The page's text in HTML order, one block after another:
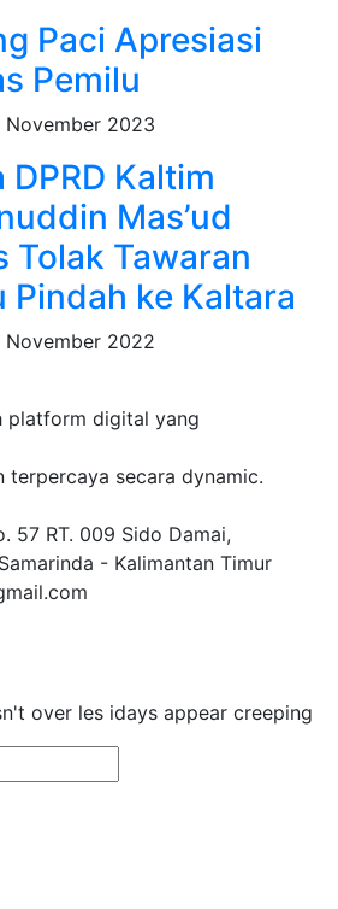
Paci Apresiasi
Pemilu
November 2023
DPRD Kaltim
Mas’ud
Tolak Tawaran
Pindah ke Kaltara
November 2022
platform digital yang
terpercaya secara dynamic.
57 RT. 009 Sido Damai,
- Kalimantan Timur
over les idays appear creeping